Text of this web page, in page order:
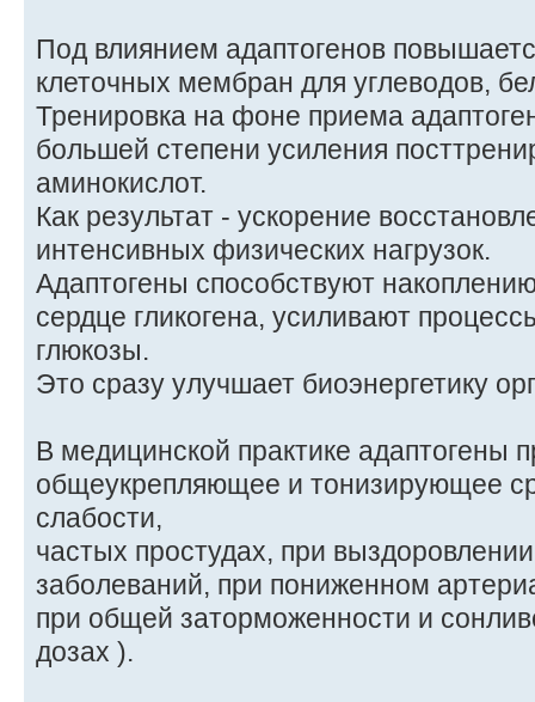
Под влиянием адаптогенов
клеточных мембран для углеводов,
Тренировка на фоне приема
большей степени усиления
аминокислот.
Как результат - ускорение
интенсивных физических нагрузок.
Адаптогены способствуют
сердце гликогена, усиливают
глюкозы.
Это сразу улучшает биоэнергетику
В медицинской практике адаптогены
общеукрепляющее и тонизирующее
слабости,
частых простудах, при
заболеваний, при пониженном
при общей заторможенности и
дозах ).